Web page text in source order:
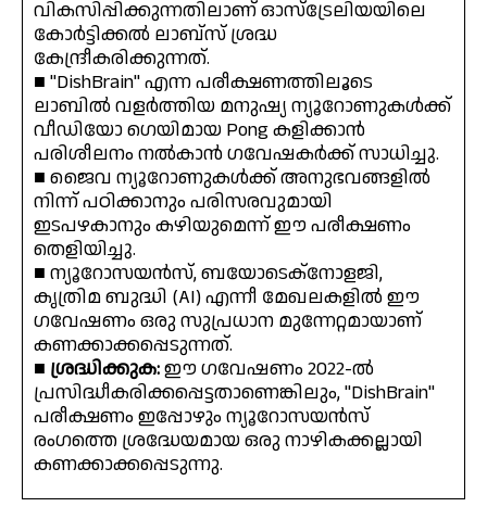
വികസിപ്പിക്കുന്നതിലാണ് ഓസ്ട്രേലിയയിലെ
കോർട്ടിക്കൽ ലാബ്സ് ശ്രദ്ധ
കേന്ദ്രീകരിക്കുന്നത്.
■ "DishBrain" എന്ന പരീക്ഷണത്തിലൂടെ
ലാബിൽ വളർത്തിയ മനുഷ്യ ന്യൂറോണുകൾക്ക്
വീഡിയോ ഗെയിമായ Pong കളിക്കാൻ
പരിശീലനം നൽകാൻ ഗവേഷകർക്ക് സാധിച്ചു.
■ ജൈവ ന്യൂറോണുകൾക്ക് അനുഭവങ്ങളിൽ
നിന്ന് പഠിക്കാനും പരിസരവുമായി
ഇടപഴകാനും കഴിയുമെന്ന് ഈ പരീക്ഷണം
തെളിയിച്ചു.
■ ന്യൂറോസയൻസ്, ബയോടെക്നോളജി,
കൃത്രിമ ബുദ്ധി (AI) എന്നീ മേഖലകളിൽ ഈ
ഗവേഷണം ഒരു സുപ്രധാന മുന്നേറ്റമായാണ്
കണക്കാക്കപ്പെടുന്നത്.
■ ശ്രദ്ധിക്കുക:ഈ ഗവേഷണം 2022-ൽ
പ്രസിദ്ധീകരിക്കപ്പെട്ടതാണെങ്കിലും, "DishBrain"
പരീക്ഷണം ഇപ്പോഴും ന്യൂറോസയൻസ്
രംഗത്തെ ശ്രദ്ധേയമായ ഒരു നാഴികക്കല്ലായി
കണക്കാക്കപ്പെടുന്നു.